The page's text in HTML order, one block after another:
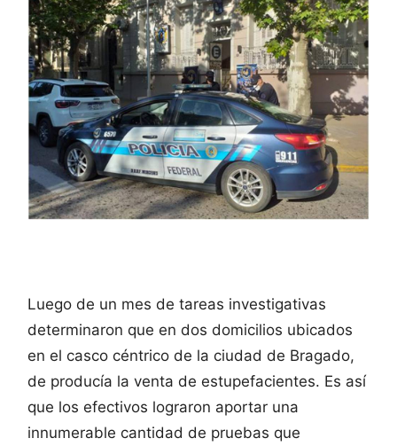
Luego de un mes de tareas investigativas
determinaron que en dos domicilios ubicados
en el casco céntrico de la ciudad de Bragado,
de producía la venta de estupefacientes. Es así
que los efectivos lograron aportar una
innumerable cantidad de pruebas que